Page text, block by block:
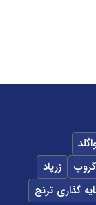
زرپاد
گذاری ترنج